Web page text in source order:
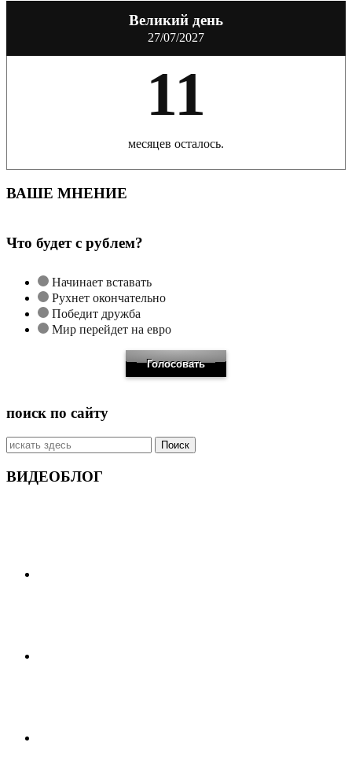
Великий день
27/07/2027
11
месяцев осталось.
ВАШЕ МНЕНИЕ
Что будет с рублем?
Начинает вставать
Рухнет окончательно
Победит дружба
Мир перейдет на евро
поиск по сайту
Искать:
ВИДЕОБЛОГ